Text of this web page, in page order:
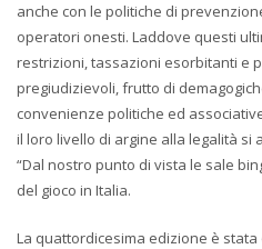
anche con le politiche di
operatori onesti. Laddove questi
restrizioni, tassazioni esorbitanti e
pregiudizievoli, frutto di
convenienze politiche ed
il loro livello di argine alla legalità si
“Dal nostro punto di vista le sale
del gioco in Italia.
La quattordicesima edizione è